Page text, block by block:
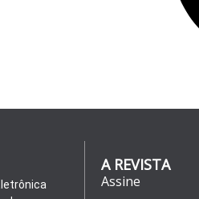
A REVISTA
Assine